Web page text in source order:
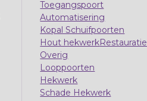
Toegangspoort
Automatisering
Kopal Schuifpoorten
Hout hekwerkRestauratie
Overig
Looppoorten
Hekwerk
Schade Hekwerk